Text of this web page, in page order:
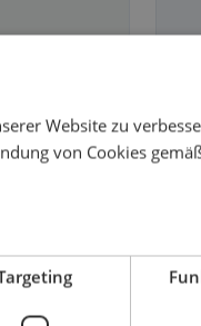
oder
Website zu
von Cookies